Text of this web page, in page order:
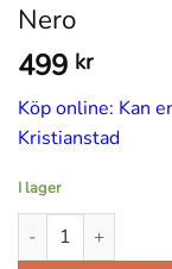
Nero
499 kr
Köp online: Kan
Kristianstad
I lager
Nero mängd